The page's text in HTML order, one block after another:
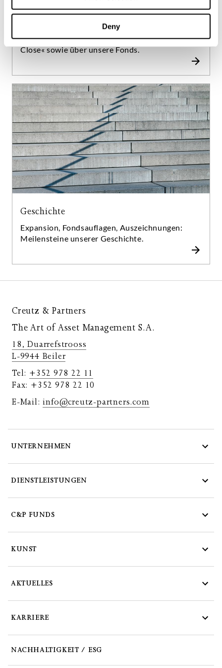
Deny
Bleiben Sie auf dem Laufenden: Lesen Sie
Neuigkeiten aus unserem Unternehmen, den
Repräsentanzen »Villa Louise« und »Always
Close« sowie über unsere Fonds.
Geschichte
Expansion, Fondsauflagen, Auszeichnungen:
Meilensteine unserer Geschichte.
Creutz & Partners
The Art of Asset Management S.A.
18, Duarrefstrooss
L-9944 Beiler
Tel: +352 978 22 11
Fax: +352 978 22 10
E-Mail:info@creutz-partners.com
UNTERNEHMEN
DIENSTLEISTUNGEN
C&P FUNDS
KUNST
AKTUELLES
KARRIERE
NACHHALTIGKEIT / ESG